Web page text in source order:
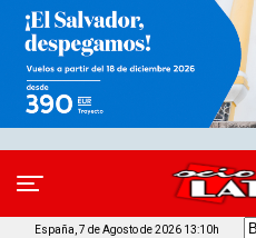
España, 7 de Agosto de 2026 13:10h